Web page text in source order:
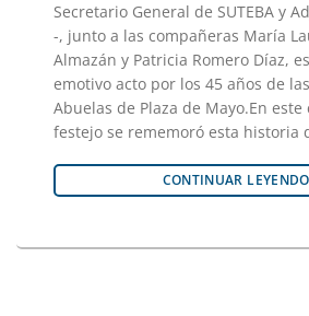
Secretario General de SUTEBA y
-, junto a las compañeras María
Almazán y Patricia Romero Díaz,
emotivo acto por los 45 años de
Abuelas de Plaza de Mayo.En
festejo se rememoró esta historia
CONTINUAR LEYENDO